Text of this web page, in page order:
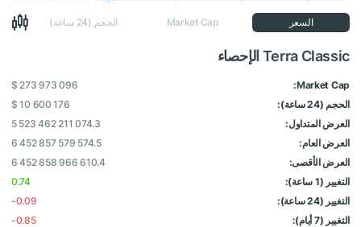
السعر Market Cap الحجم (24 ساعة)
Terra Classic الإحصاء
Market Cap:
$ 273 973 096
الحجم (24 ساعة):
$ 10 600 176
العرض المتداول:
5 523 462 211 074.3
العرض العام:
6 452 857 579 574.5
العرض الأقصى:
6 452 858 966 610.4
التغيير (1 ساعة):
0.74
التغيير (24 ساعة):
-0.09
التغيير (7 أيام):
-0.85